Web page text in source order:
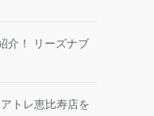
介！ リーズナブ
トレ恵比寿店を